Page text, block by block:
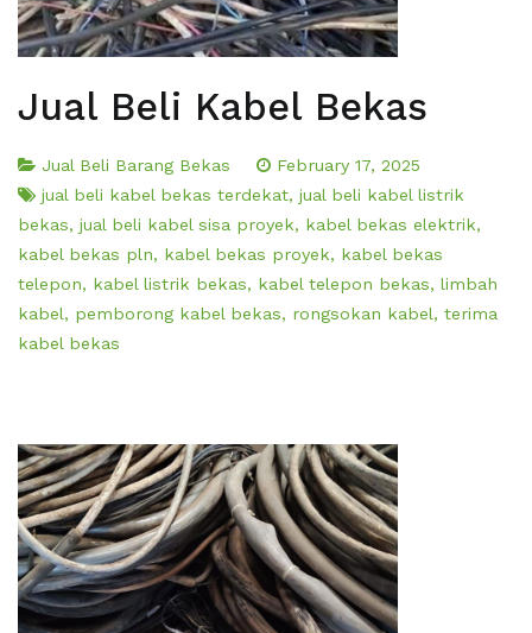
Jual Beli Kabel Bekas
Jual Beli Barang Bekas
February 17, 2025
jual beli kabel bekas terdekat, jual beli kabel listrik
bekas, jual beli kabel sisa proyek, kabel bekas elektrik,
kabel bekas pln, kabel bekas proyek, kabel bekas
telepon, kabel listrik bekas, kabel telepon bekas, limbah
kabel, pemborong kabel bekas, rongsokan kabel, terima
kabel bekas